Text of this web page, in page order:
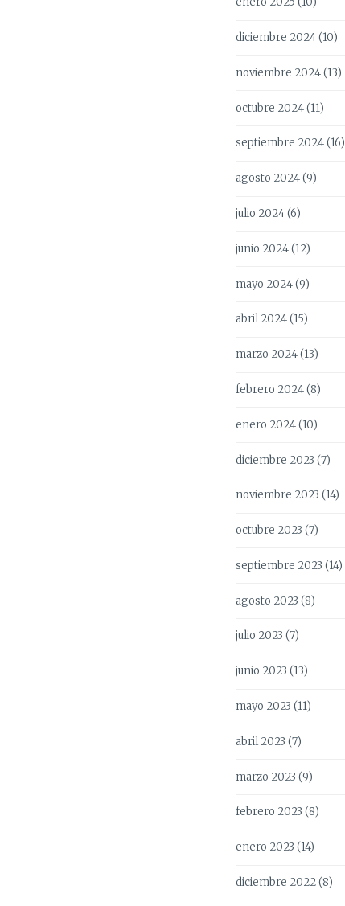
diciembre 2024(10)
noviembre 2024(13)
octubre 2024(11)
septiembre 2024(16)
agosto 2024(9)
julio 2024(6)
junio 2024(12)
mayo 2024(9)
abril 2024(15)
marzo 2024(13)
febrero 2024(8)
enero 2024(10)
diciembre 2023 (7)
noviembre 2023 (14)
octubre 2023 (7)
septiembre 2023 (14)
agosto 2023 (8)
julio 2023 (7)
junio 2023 (13)
mayo 2023 (11)
abril 2023 (7)
marzo 2023 (9)
febrero 2023 (8)
enero 2023 (14)
diciembre 2022(8)